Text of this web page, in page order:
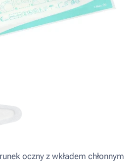
oczny z wkładem chłonnym